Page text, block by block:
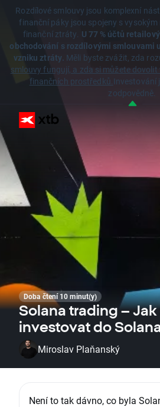
Rozdílové smlouvy jsou komplexní
finanční páky jsou spojeny s
finanční ztráty. U 77 % účtů
obchodování s rozdílovými smlouvami
vzniku ztráty. Měli byste zvážit, zda
smlouvy fungují, a zda si můžete
finančních prostředků.Investování
zodpovědně.
Doba čtení 10 minut(y)
Solana trading –
investovat do
Miroslav Plaňanský
Není to tak dávno, co byla